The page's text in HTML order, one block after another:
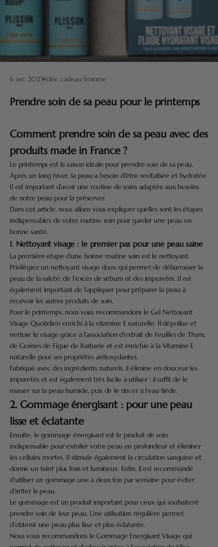
6 avr. 2023 Idée cadeau homme
Prendre soin de sa peau pour le printemps
Comment prendre soin de sa peau avec des
produits made in France ?
Le printemps est la saison idéale pour prendre soin de sa peau.
Après un long hiver, la peau a besoin d'être revitalisée et hydratée.
Il est important d’avoir une routine de soins adaptée aux besoins
de notre peau pour la préserver.
Dans cet article, nous allons vous expliquer quelles sont les étapes
indispensables de votre routine soin pour garder une peau en
bonne santé.
1. Nettoyant visage : le premier pas pour une peau saine
La première étape d’une bonne routine soin est le nettoyant.
Privilégiez un nettoyant visage doux qui permet de débarrasser la
peau de la saleté, de l'excès de sébum et des impuretés. Il est
également important de l’appliquer pour préparer la peau à
recevoir les autres produits de soin.
Pour le printemps, nous vous recommandons le Gel Nettoyant
Visage Quotidien enrichi à la vitamine E naturelle. Il dépollue et
nettoie le visage grâce à l’association d’extrait de Feuilles de Thym,
de Graines de Figue de Barbarie et est enrichie à la Vitamine E
naturelle pour ses propriétés antioxydantes.
Fabriqué avec des ingrédients naturels, il élimine en douceur les
impuretés et est également très facile à utiliser : il suffit de le
masser sur la peau humide, puis de le rincer à l'eau tiède.
2. Gommage énergisant : pour une peau
lisse et éclatante
Ensuite, le gommage énergisant est le produit de soin
indispensable pour exfolier votre peau en profondeur et éliminer
les cellules mortes. Il stimule également la circulation sanguine et
donne un teint plus frais et lumineux. Enfin, il est recommandé
d'utiliser un gommage une à deux fois par semaine pour éviter
d'irriter la peau.
Le gommage est un produit important pour ceux qui souhaitent
prendre soin de leur peau. Une utilisation régulière permet
d'obtenir une peau plus lisse et plus éclatante.
Nous vous recommandons leGommage Energisant Visage qui